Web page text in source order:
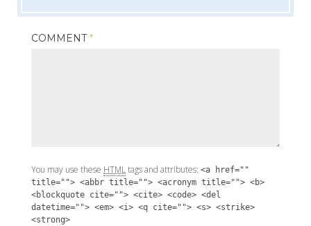
COMMENT*
You may use these HTMLtags and attributes: <a href=""
title=""> <abbr title=""> <acronym title=""> <b>
<blockquote cite=""> <cite> <code> <del
datetime=""> <em> <i> <q cite=""> <s> <strike>
<strong>